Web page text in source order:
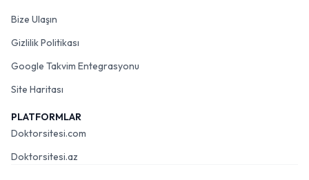
Bize Ulaşın
Gizlilik Politikası
Google Takvim Entegrasyonu
Site Haritası
PLATFORMLAR
Doktorsitesi.com
Doktorsitesi.az